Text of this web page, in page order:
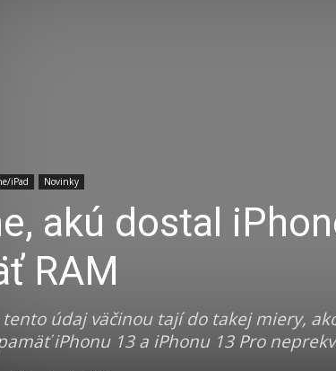
iPad Novinky
akú dostal
RAM
tento údaj väčinou tají do takej miery,
iPhonu 13 a iPhonu 13 Pro